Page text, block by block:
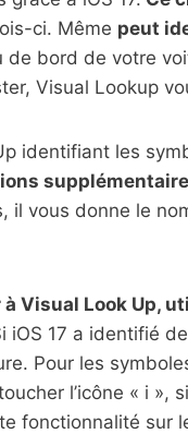
ci. Même peut
de bord de votre
Visual Lookup
identifiant les
il vous donne le
à Visual Look Up,
iOS 17 a identifié
Pour les
l’icône « i »,
fonctionnalité sur